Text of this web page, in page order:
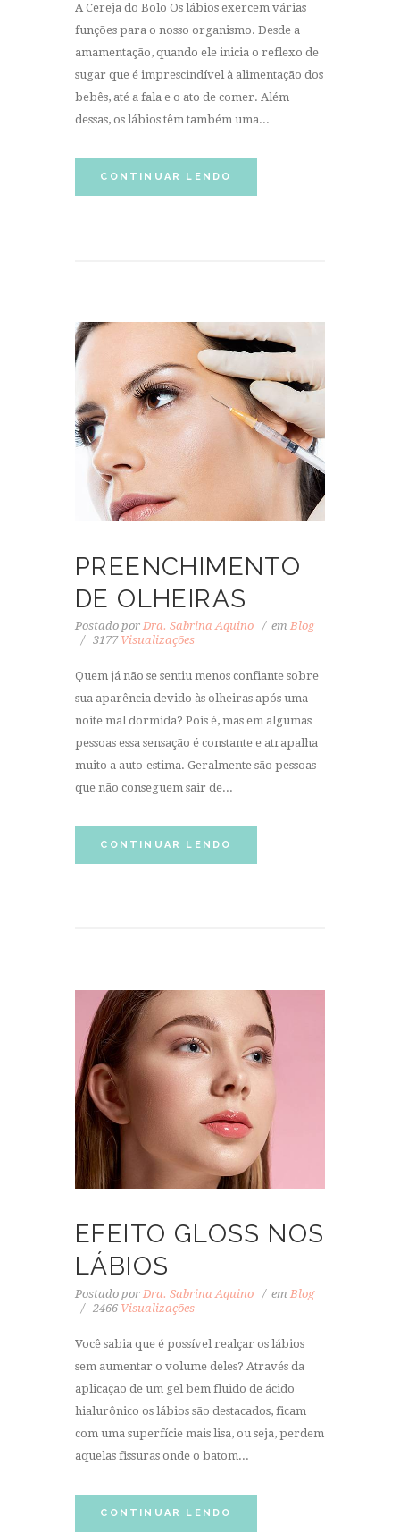
A Cereja do Bolo Os lábios exercem várias
funções para o nosso organismo. Desde a
amamentação, quando ele inicia o reflexo de
sugar que é imprescindível à alimentação dos
bebês, até a fala e o ato de comer. Além
dessas, os lábios têm também uma...
CONTINUAR LENDO
PREENCHIMENTO
DE OLHEIRAS
Postado por Dra. Sabrina Aquino em Blog
3177Visualizações
Quem já não se sentiu menos confiante sobre
sua aparência devido às olheiras após uma
noite mal dormida? Pois é, mas em algumas
pessoas essa sensação é constante e atrapalha
muito a auto-estima. Geralmente são pessoas
que não conseguem sair de...
CONTINUAR LENDO
EFEITO GLOSS NOS
LÁBIOS
Postado por Dra. Sabrina Aquino em Blog
2466 Visualizações
Você sabia que é possível realçar os lábios
sem aumentar o volume deles? Através da
aplicação de um gel bem fluido de ácido
hialurônico os lábios são destacados, ficam
com uma superfície mais lisa, ou seja, perdem
aquelas fissuras onde o batom...
CONTINUAR LENDO